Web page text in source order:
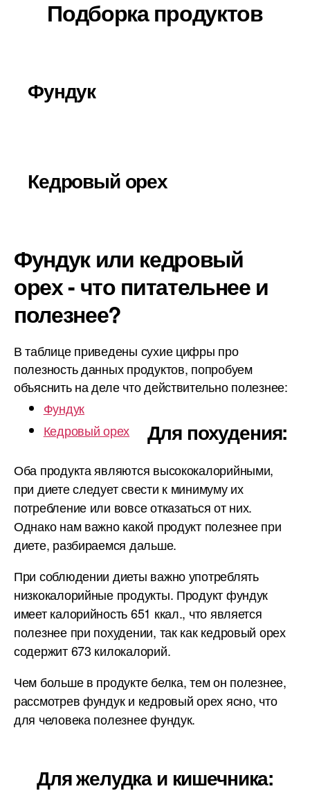
Подборка продуктов
Фундук
Кедровый орех
Фундук или кедровый
орех - что питательнее и
полезнее?
В таблице приведены сухие цифры про
полезность данных продуктов, попробуем
объяснить на деле что действительно полезнее:
Фундук
Кедровый орех
Для похудения:
Оба продукта являются высококалорийными,
при диете следует свести к минимуму их
потребление или вовсе отказаться от них.
Однако нам важно какой продукт полезнее при
диете, разбираемся дальше.
При соблюдении диеты важно употреблять
низкокалорийные продукты. Продукт фундук
имеет калорийность 651 ккал., что является
полезнее при похудении, так как кедровый орех
содержит 673 килокалорий.
Чем больше в продукте белка, тем он полезнее,
рассмотрев фундук и кедровый орех ясно, что
для человека полезнее фундук.
Для желудка и кишечника: